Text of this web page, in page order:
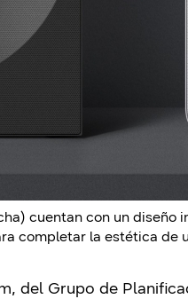
cuentan con un diseño
completar la estética de
del Grupo de